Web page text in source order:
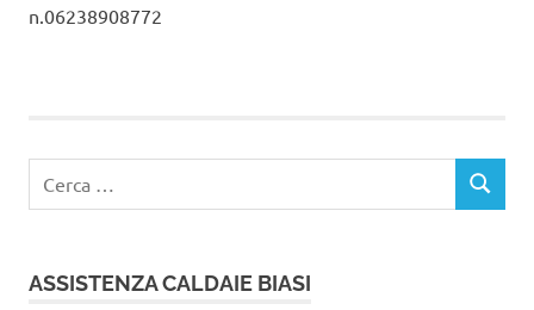
n.06238908772
per:
CERCA
ASSISTENZA CALDAIE BIASI